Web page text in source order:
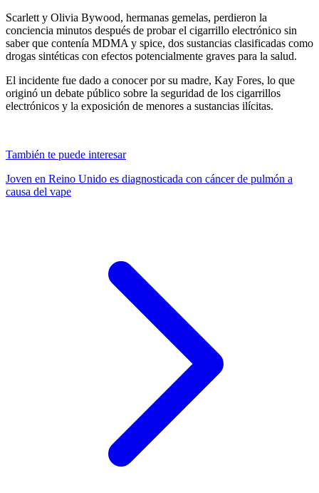
Scarlett y Olivia Bywood, hermanas gemelas, perdieron la
conciencia minutos después de probar el cigarrillo electrónico sin
saber que contenía MDMA y spice, dos sustancias clasificadas como
drogas sintéticas con efectos potencialmente graves para la salud.
El incidente fue dado a conocer por su madre, Kay Fores, lo que
originó un debate público sobre la seguridad de los cigarrillos
electrónicos y la exposición de menores a sustancias ilícitas.
También te puede interesar
Joven en Reino Unido es diagnosticada con cáncer de pulmón a
causa del vape